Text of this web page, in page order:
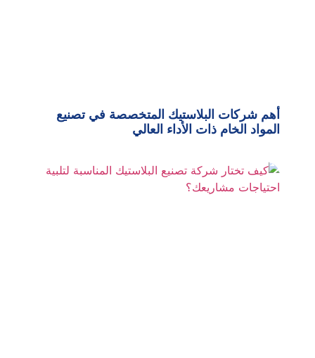
أهم شركات البلاستيك المتخصصة في تصنيع
المواد الخام ذات الأداء العالي